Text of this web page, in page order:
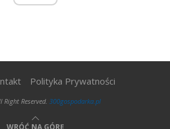
Polityka Prywatności
Right Reserved. 300gospodarka.pl
WRÓĆ NA GÓRĘ